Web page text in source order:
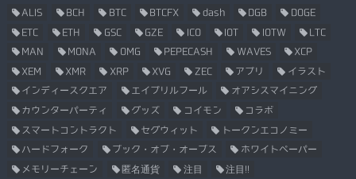
ALIS BCH BTC BTCFX dash DGB DOGE
ETC ETH GSC GZE ICO IOT IOTW LTC
MAN MONA OMG PEPECASH WAVES XCP
XEM XMR XRP XVG ZEC アプリ イラスト
インディースクエア エイプリルフール オアシスマイニング
カウンターパーティ グッズ コイモン コラボ
スマートコントラクト セグウィット トークンエコノミー
ハードフォーク ブック・オブ・オーブス ホワイトペーパー
メモリーチェーン 匿名通貨 注目 注目!!